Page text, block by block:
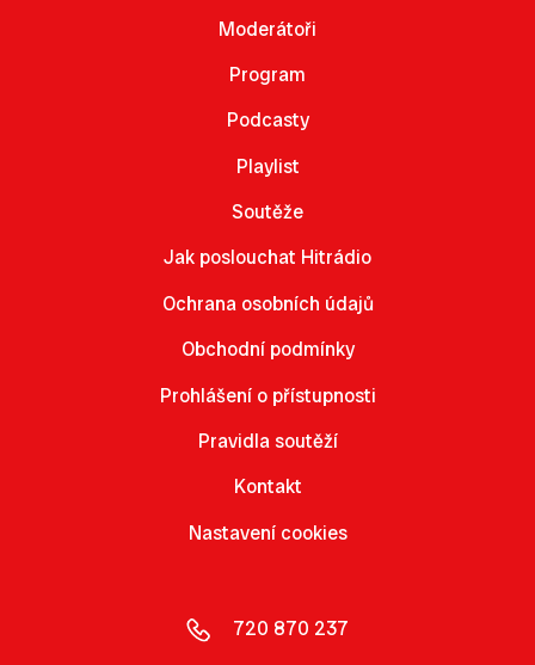
Moderátoři
Program
Podcasty
Playlist
Soutěže
Jak poslouchat Hitrádio
Ochrana osobních údajů
Obchodní podmínky
Prohlášení o přístupnosti
Pravidla soutěží
Kontakt
Nastavení cookies
720 870 237